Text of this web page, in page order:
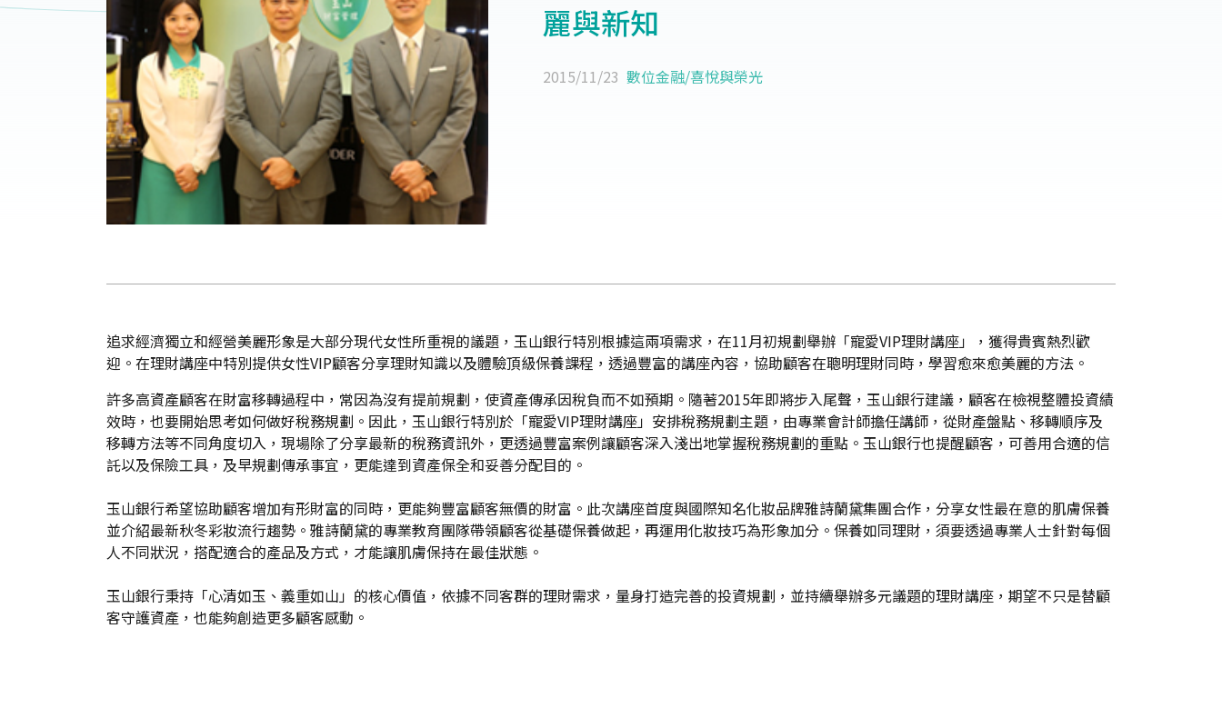
麗與新知
2015/11/23 數位金融/喜悅與榮光
追求經濟獨立和經營美麗形象是大部分現代女性所重視的議題，玉山銀行特別根據這兩項需求，在11月初規劃舉辦「寵愛VIP理財講座」，獲得貴賓熱烈歡
迎。在理財講座中特別提供女性VIP顧客分享理財知識以及體驗頂級保養課程，透過豐富的講座內容，協助顧客在聰明理財同時，學習愈來愈美麗的方法。
許多高資產顧客在財富移轉過程中，常因為沒有提前規劃，使資產傳承因稅負而不如預期。隨著2015年即將步入尾聲，玉山銀行建議，顧客在檢視整體投資績
效時，也要開始思考如何做好稅務規劃。因此，玉山銀行特別於「寵愛VIP理財講座」安排稅務規劃主題，由專業會計師擔任講師，從財產盤點、移轉順序及
移轉方法等不同角度切入，現場除了分享最新的稅務資訊外，更透過豐富案例讓顧客深入淺出地掌握稅務規劃的重點。玉山銀行也提醒顧客，可善用合適的信
託以及保險工具，及早規劃傳承事宜，更能達到資產保全和妥善分配目的。
玉山銀行希望協助顧客增加有形財富的同時，更能夠豐富顧客無價的財富。此次講座首度與國際知名化妝品牌雅詩蘭黛集團合作，分享女性最在意的肌膚保養
並介紹最新秋冬彩妝流行趨勢。雅詩蘭黛的專業教育團隊帶領顧客從基礎保養做起，再運用化妝技巧為形象加分。保養如同理財，須要透過專業人士針對每個
人不同狀況，搭配適合的產品及方式，才能讓肌膚保持在最佳狀態。
玉山銀行秉持「心清如玉、義重如山」的核心價值，依據不同客群的理財需求，量身打造完善的投資規劃，並持續舉辦多元議題的理財講座，期望不只是替顧
客守護資產，也能夠創造更多顧客感動。